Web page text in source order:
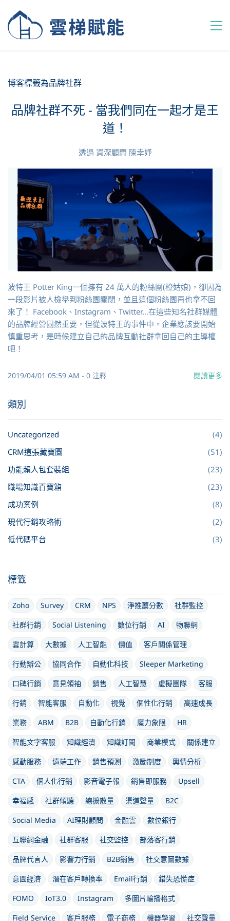
博客標籤為品牌社群
品牌社群不死 - 當我們同在一起才是王
道！
透過 資深顧問 陳幸妤
波特王 Potter King一個擁有 24 萬人的粉絲團(橙姑娘)，卻因為
一段影片被人檢舉到粉絲團關閉，並且這個粉絲團再也拿不回
來了！ Facebook、Instagram、Twitter…在這些知名社群媒體
的品牌經營固然重要，但從波特王的事件中，企業應該要開始
慎重思考，是時候建立自己的品牌互動社群拿回自己的主導權
吧！
2019/04/01 05:59 AM - 0 注釋 閱讀更多
類別
Uncategorized
(4)
CRM這張藏寶圖
(51)
功能賴人包套裝組
(23)
職場知識百寶箱
(23)
成功案例
(8)
現代行銷攻略術
(2)
低代碼平台
(3)
標籤
Zoho Survey CRM NPS 淨推薦分數
社群監控
社群行銷
Social Listening 數位行銷 AI
物聯網
雲計算
大數據 人工智能 價值
客戶關係管理
行動辦公
協同合作 自動化科技
Sleeper Marketing
口碑行銷
意見領袖 銷售 人工智慧 虛擬團隊
客服
行銷
智能客服 自動化 視覺 個性化行銷
高速成長
業務
ABM B2B 自動化行銷 魔力象限
HR
智能文字客服
知識經濟 知識訂閱 商業模式
關係建立
感動服務
遠端工作 銷售預測 激勵制度
輿情分析
CTA
個人化行銷 影音電子報 銷售即服務
Upsell
幸福感
社群傾聽 總擴散量 渠道聲量
B2C
Social Media
AI理財顧問 金融雲
數位銀行
互聯網金融
社群客服 社交監控
部落客行銷
品牌代言人
影響力行銷 B2B銷售
社交意圖數據
意圖經濟
潛在客戶轉換率 Email行銷
錯失恐慌症
FOMO
IoT3.0 Instagram
多圖片輪播格式
Field Service
客戶服務 電子商務 機器學習 社交聲量